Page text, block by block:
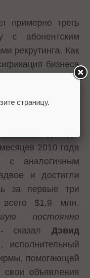
примерно треть
с абонентским
рекрутинга. Как
бизнеса
что
позволит
2010 года
с аналогичным
и достигли
за первые три
всего $1,9 млн.
постоянно
сказал Дэвид
исполнительный
помогающей
свои объявления
страницу.